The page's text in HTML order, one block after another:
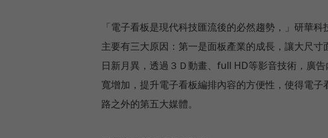
「電子看板是現代科技匯流後的必然趨勢，」研華
主要有三大原因：第一是面板產業的成長，讓大尺
日新月異，透過３Ｄ動畫、full HD等影音技術，廣
寬增加，提升電子看板編排內容的方便性，使得電
路之外的第五大媒體。